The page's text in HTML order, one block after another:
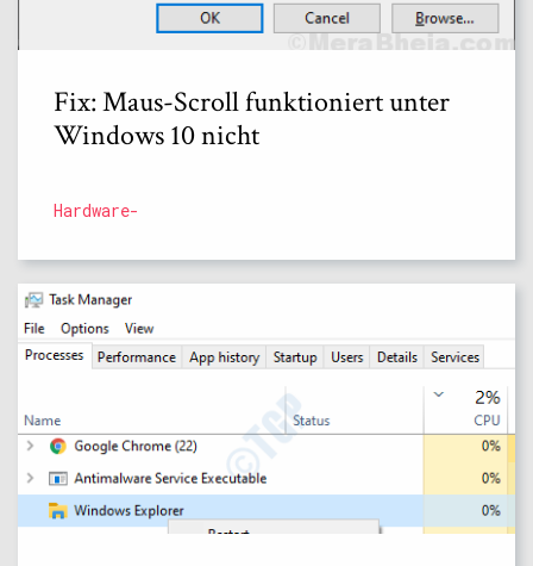
Fix: Maus-Scroll funktioniert unter
Windows 10 nicht
Hardware-